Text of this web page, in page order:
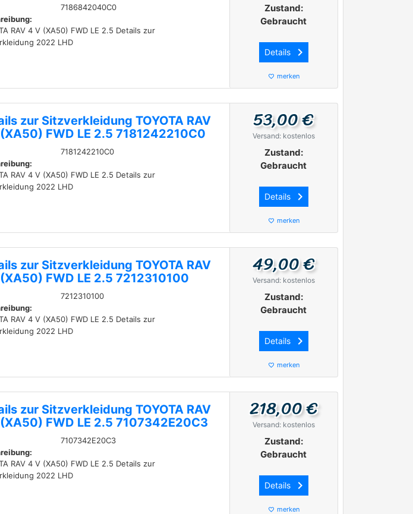
7186842040C0
RAV 4 V (XA50) FWD LE 2.5 Details zur
2022 LHD
Zustand:
Gebraucht
Details keyboard_arrow_right
favorite_border merken
zur Sitzverkleidung TOYOTA RAV
FWD LE 2.5 7181242210C0
7181242210C0
RAV 4 V (XA50) FWD LE 2.5 Details zur
2022 LHD
53,00 €
Versand: kostenlos
Zustand:
Gebraucht
Details keyboard_arrow_right
favorite_border merken
zur Sitzverkleidung TOYOTA RAV
FWD LE 2.5 7212310100
7212310100
RAV 4 V (XA50) FWD LE 2.5 Details zur
2022 LHD
49,00 €
Versand: kostenlos
Zustand:
Gebraucht
Details keyboard_arrow_right
favorite_border merken
zur Sitzverkleidung TOYOTA RAV
FWD LE 2.5 7107342E20C3
7107342E20C3
RAV 4 V (XA50) FWD LE 2.5 Details zur
2022 LHD
218,00 €
Versand: kostenlos
Zustand:
Gebraucht
Details keyboard_arrow_right
favorite_border merken